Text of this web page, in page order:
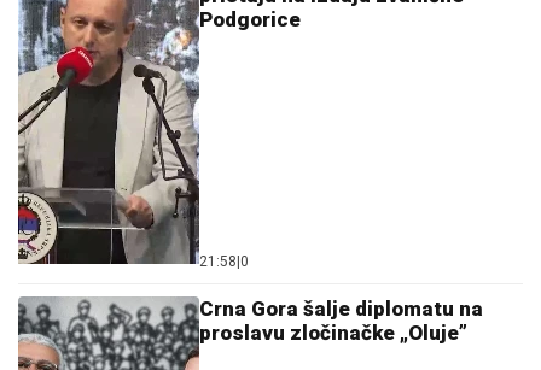
Podgorice
21:58|0
Crna Gora šalje diplomatu na
proslavu zločinačke „Oluje”